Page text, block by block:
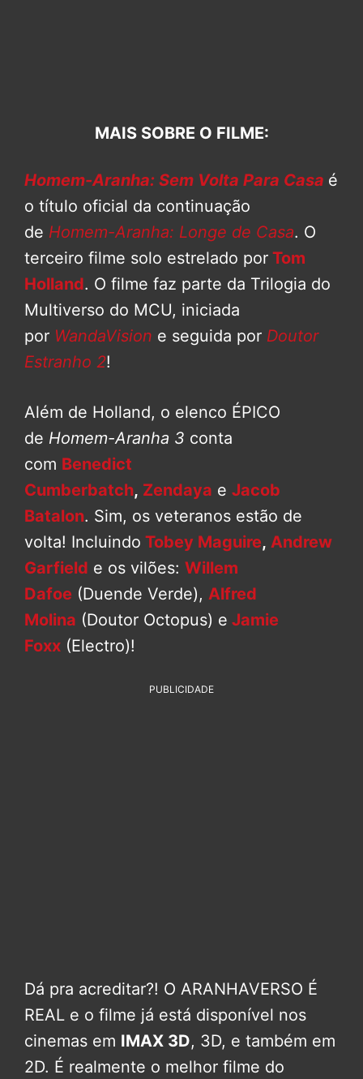
MAIS SOBRE O FILME:
Homem-Aranha: Sem Volta Para Casa é
o título oficial da continuação
de Homem-Aranha: Longe de Casa. O
terceiro filme solo estrelado por Tom
Holland. O filme faz parte da Trilogia do
Multiverso do MCU, iniciada
por WandaVision e seguida por Doutor
Estranho 2!
Além de Holland, o elenco ÉPICO
de Homem-Aranha 3 conta
com Benedict
Cumberbatch, Zendaya e Jacob
Batalon. Sim, os veteranos estão de
volta! Incluindo Tobey Maguire, Andrew
Garfield e os vilões: Willem
Dafoe (Duende Verde), Alfred
Molina (Doutor Octopus) e Jamie
Foxx (Electro)!
PUBLICIDADE
Dá pra acreditar?! O ARANHAVERSO É
REAL e o filme já está disponível nos
cinemas em IMAX 3D, 3D, e também em
2D. É realmente o melhor filme do